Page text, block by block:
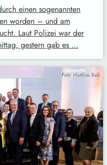
einen sogenannten
worden – und am
Laut Polizei war der
gestern gab es …
Foto: Matthias Balk